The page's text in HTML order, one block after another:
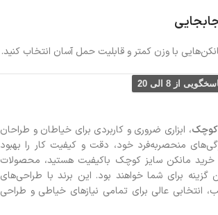
با وزن کمتر و قابلیت حمل آسان انتخاب کنید.
کوچک، ابزاری ضروری و کاربردی برای خیاطان و طراحان
منحصربه‌فرد خود، دقت و کیفیت کار را بهبود
خرید مانکن سایز کوچک باکیفیت هستید، محصولات
گزینه برای شما خواهند بود. این برند با طراحی‌های
انتخابی عالی برای تمامی نیازهای خیاطی و طراحی
از 8 الی 20